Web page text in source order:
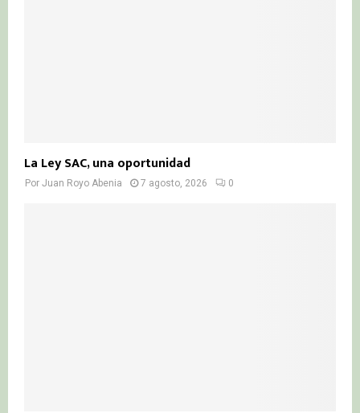
La Ley SAC, una oportunidad
Por Juan Royo Abenia 7 agosto, 2026 0